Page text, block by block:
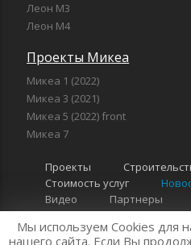
Леон М3
Леон М4
Проекты Микеа
Микеа 1 (2022)
Микеа 3 (2021)
Микеа 5 (2022) front
Микеа 7
Проекты
Стоимость услуг
Видео
Партнеры
"Компания Леон" 2026 г. Все
Мы используем Cookies для
нашего сайта. Если Вы